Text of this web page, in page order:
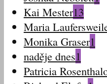
Kai Mester13
Maria
Monika Graser1
naděje dnes1
Patricia